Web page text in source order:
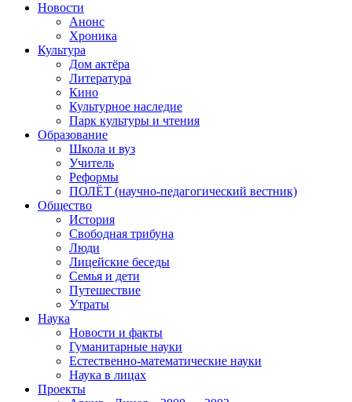
Новости
Анонс
Хроника
Культура
Дом актёра
Литература
Кино
Культурное наследие
Парк культуры и чтения
Образование
Школа и вуз
Учитель
Реформы
ПОЛЁТ (научно-педагогический вестник)
Общество
История
Свободная трибуна
Люди
Лицейские беседы
Семья и дети
Путешествие
Утраты
Наука
Новости и факты
Гуманитарные науки
Естественно-математические науки
Наука в лицах
Проекты